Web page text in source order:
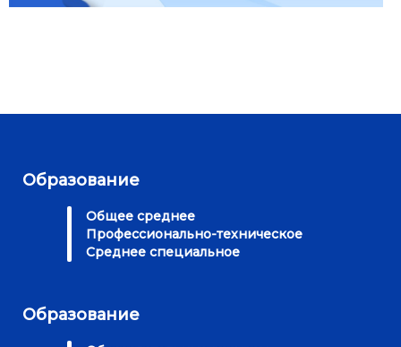
Образование
Общее среднее
Профессионально-техническое
Среднее специальное
Образование